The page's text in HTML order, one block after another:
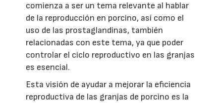
comienza a ser un tema relevante al hablar
de la reproducción en porcino, así como el
uso de las prostaglandinas, también
relacionadas con este tema, ya que poder
controlar el ciclo reproductivo en las granjas
es esencial.
Esta visión de ayudar a mejorar la eficiencia
reproductiva de las granjas de porcino es la